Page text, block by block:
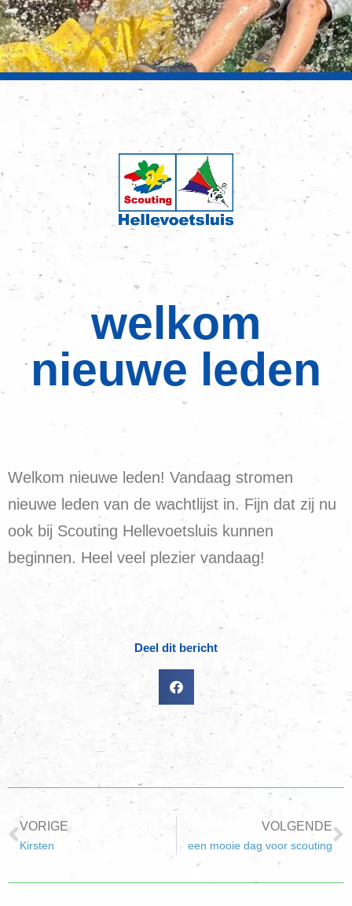
welkom
nieuwe leden
Welkom nieuwe leden! Vandaag stromen
nieuwe leden van de wachtlijst in. Fijn dat zij nu
ook bij Scouting Hellevoetsluis kunnen
beginnen. Heel veel plezier vandaag!
Deel dit bericht
VORIGE
Kirsten
VOLGENDE
een mooie dag voor scouting